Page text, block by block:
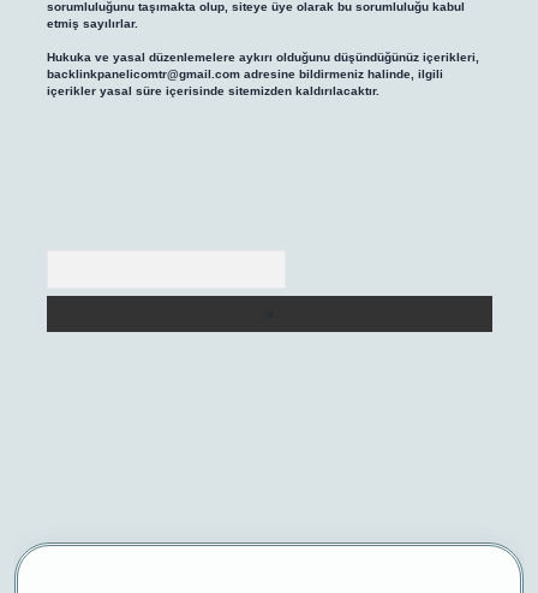
sorumluluğunu taşımakta olup, siteye üye olarak bu sorumluluğu kabul
etmiş sayılırlar.
Hukuka ve yasal düzenlemelere aykırı olduğunu düşündüğünüz içerikleri,
backlinkpanelicomtr@gmail.comadresine bildirmeniz halinde, ilgili
içerikler yasal süre içerisinde sitemizden kaldırılacaktır.